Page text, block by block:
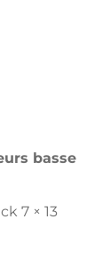
basse
7 × 13